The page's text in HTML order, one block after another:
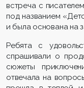
встреча с
под названием
и была основана на
Ребята с
спрашивали о
сюжеты
отвечала на